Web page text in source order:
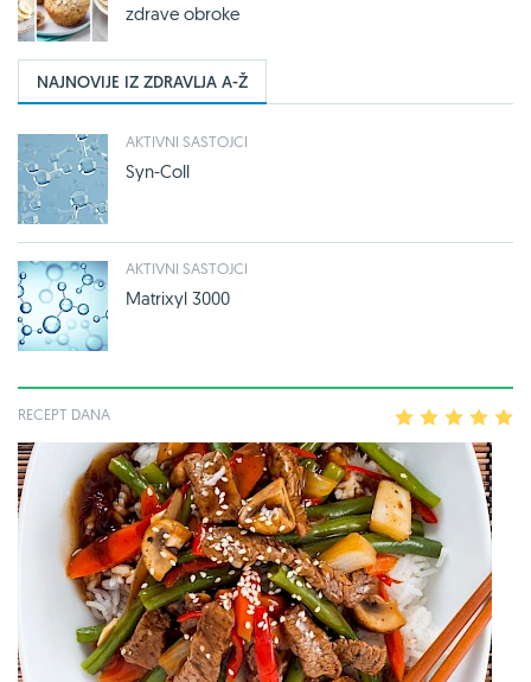
zdrave obroke
NAJNOVIJE IZ ZDRAVLJA A-Ž
AKTIVNI SASTOJCI
Syn-Coll
AKTIVNI SASTOJCI
Matrixyl 3000
RECEPT DANA 2 3 4